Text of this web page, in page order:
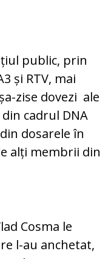
public, prin
și RTV, mai
zise dovezi ale
cadrul DNA
dosarele în
alți membrii din
Cosma le
l-au anchetat,